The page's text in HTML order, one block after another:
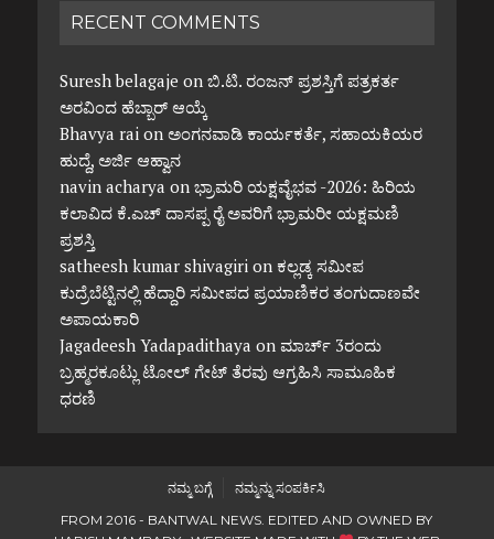
RECENT COMMENTS
Suresh belagaje on ಬಿ.ಟಿ. ರಂಜನ್ ಪ್ರಶಸ್ತಿಗೆ ಪತ್ರಕರ್ತ
ಅರವಿಂದ ಹೆಬ್ಬಾರ್ ಆಯ್ಕೆ
Bhavya raion ಅಂಗನವಾಡಿ ಕಾರ್ಯಕರ್ತೆ, ಸಹಾಯಕಿಯರ
ಹುದ್ದೆ, ಅರ್ಜಿ ಆಹ್ವಾನ
navin acharya on ಭ್ರಾಮರಿ ಯಕ್ಷವೈಭವ -2026: ಹಿರಿಯ
ಕಲಾವಿದ ಕೆ.ಎಚ್ ದಾಸಪ್ಪ ರೈ ಅವರಿಗೆ ಭ್ರಾಮರೀ ಯಕ್ಷಮಣಿ
ಪ್ರಶಸ್ತಿ
satheesh kumar shivagirion ಕಲ್ಲಡ್ಕ ಸಮೀಪ
ಕುದ್ರೆಬೆಟ್ಟಿನಲ್ಲಿ ಹೆದ್ದಾರಿ ಸಮೀಪದ ಪ್ರಯಾಣಿಕರ ತಂಗುದಾಣವೇ
ಅಪಾಯಕಾರಿ
Jagadeesh Yadapadithaya on ಮಾರ್ಚ್ 3ರಂದು
ಬ್ರಹ್ಮರಕೂಟ್ಲು ಟೋಲ್ ಗೇಟ್ ತೆರವು ಆಗ್ರಹಿಸಿ ಸಾಮೂಹಿಕ
ಧರಣಿ
ನಮ್ಮ ಬಗ್ಗೆ
ನಮ್ಮನ್ನು ಸಂಪರ್ಕಿಸಿ
FROM 2016 - BANTWAL NEWS. EDITED AND OWNED BY